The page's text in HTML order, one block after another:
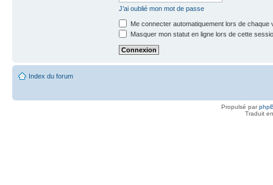
J’ai oublié mon mot de passe
Me connecter automatiquement lors de chaque
Masquer mon statut en ligne lors de cette
Index du forum
Propulsé par
Traduit